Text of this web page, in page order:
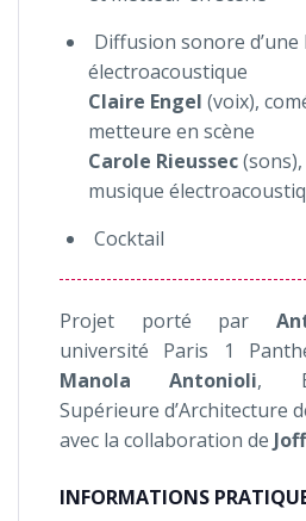
Diffusion sonore
électroacoustique
Claire Engel (voix),
metteure en scène
Carole Rieussec
musique
Cocktail
Projet porté par
université Paris 1
Manola Antonioli,
Supérieure d’Architecture
avec la collaboration de
INFORMATIONS